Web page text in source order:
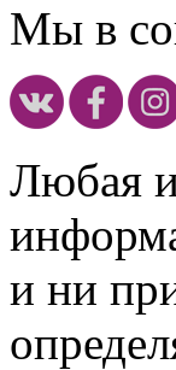
Мы в
Любая
и ни